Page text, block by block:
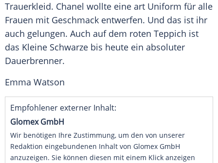
Trauerkleid. Chanel wollte eine art Uniform für alle
Frauen mit Geschmack entwerfen. Und das ist ihr
auch gelungen. Auch auf dem roten Teppich ist
das Kleine Schwarze bis heute ein absoluter
Dauerbrenner.
Emma Watson
Empfohlener externer Inhalt:
Glomex GmbH
Wir benötigen Ihre Zustimmung, um den von unserer
Redaktion eingebundenen Inhalt von Glomex GmbH
anzuzeigen. Sie können diesen mit einem Klick anzeigen